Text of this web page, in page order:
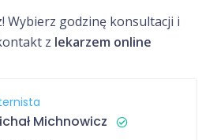
Wybierz godzinę konsultacji i
z lekarzem online
Michnowicz